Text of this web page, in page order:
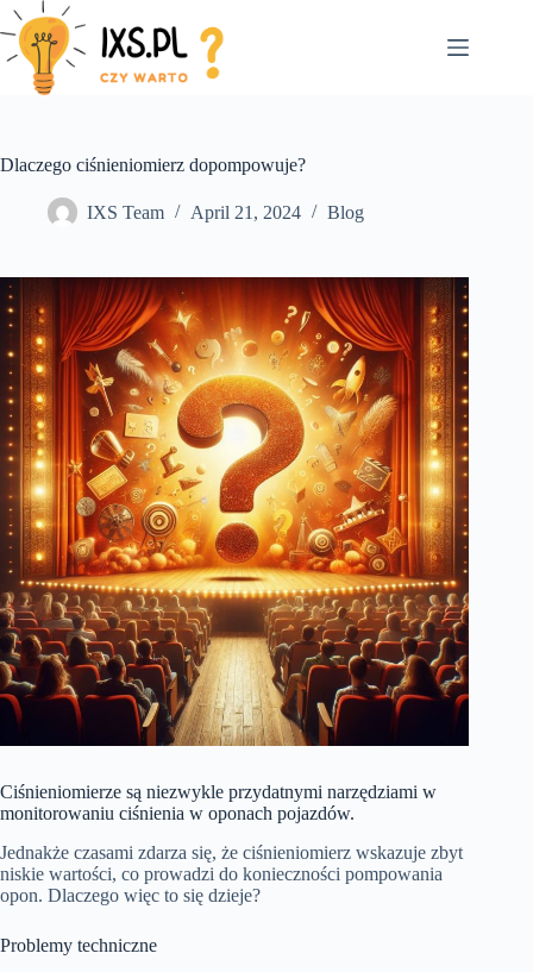
Skip
to
content
Dlaczego ciśnieniomierz dopompowuje?
IXS Team April 21, 2024 Blog
Ciśnieniomierze są niezwykle przydatnymi narzędziami w
monitorowaniu ciśnienia w oponach pojazdów.
Jednakże czasami zdarza się, że ciśnieniomierz wskazuje zbyt
niskie wartości, co prowadzi do konieczności pompowania
opon. Dlaczego więc to się dzieje?
Problemy techniczne